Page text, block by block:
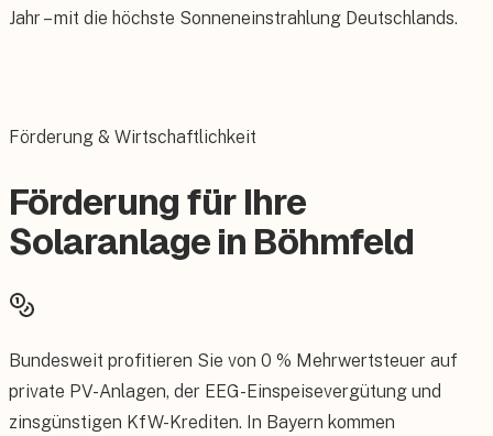
Jahr – mit die höchste Sonneneinstrahlung Deutschlands.
Förderung & Wirtschaftlichkeit
Förderung für Ihre
Solaranlage in Böhmfeld
Bundesweit profitieren Sie von 0 % Mehrwertsteuer auf
private PV-Anlagen, der EEG-Einspeisevergütung und
zinsgünstigen KfW-Krediten. In Bayern kommen